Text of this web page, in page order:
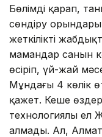
Бөлімді қарап,
сөндіру
жеткілікті
мамандар санын
өсіріп, үй-жай
Мұндағы 4 көлік
қажет. Кеше
технологиялы ел
алмады. Ал,